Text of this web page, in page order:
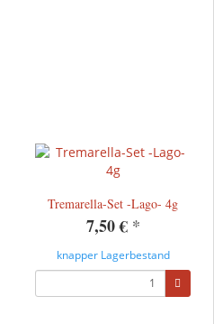
Tremarella-Set -Lago- 4g
7,50 € *
knapper Lagerbestand